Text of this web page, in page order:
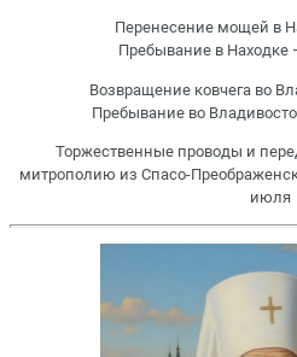
Перенесение мощей в
Пребывание в Находке
Возвращение ковчега во
Пребывание во
Торжественные проводы и
митрополию из Спасо-
июля